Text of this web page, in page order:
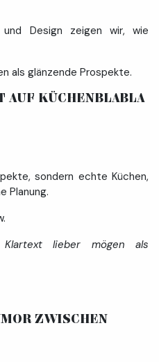
und Design zeigen wir, wie
als glänzende Prospekte.
AUF KÜCHENBLABLA
sondern echte Küchen,
Planung.
lieber mögen als
ZWISCHEN